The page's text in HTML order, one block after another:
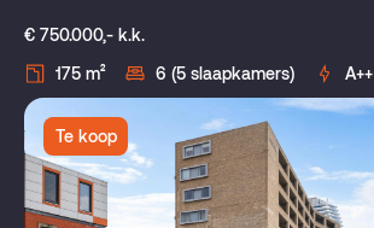
€ 750.000,- k.k.
175 m²
6 (5 slaapkamers) A++
Te koop